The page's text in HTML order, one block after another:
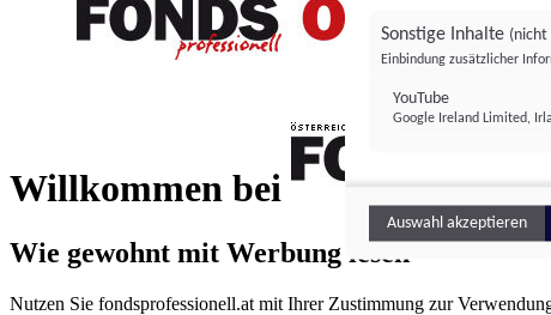
Willkommen bei
FONDS
Wie gewohnt mit Werbung lesen
Nutzen Sie fondsprofessionell.at mit Ihrer Zustimmung zur
Sonstige Inhalte (nicht
Einbindung zusätzlicher
YouTube
Google Ireland Limited,
Auswahl akzeptieren